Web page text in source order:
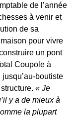
de l’année
à venir et
de sa
pour vivre
un pont
Coupole à
boutiste
« Je
y a de mieux à
la plupart